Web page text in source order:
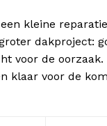
kleine
dakproject:
voor de
klaar voor de